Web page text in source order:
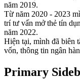
năm 2019.
Từ năm 2020 - 2023
trí tư vấn mở thẻ tín
năm 2022.
Hiện tại, mình đã biên
vốn, thông tin ngân
Primary